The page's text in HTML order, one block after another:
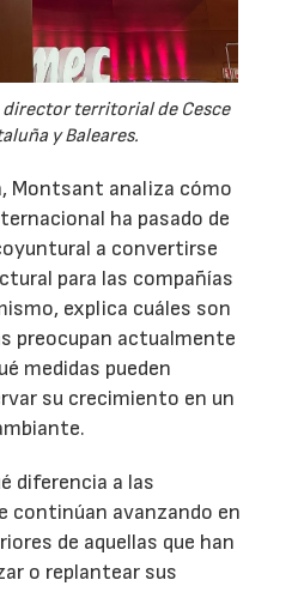
territorial de Cesce
y Baleares.
Montsant analiza cómo
ha pasado de
a convertirse
para las compañías
explica cuáles son
preocupan actualmente
medidas pueden
su crecimiento en un
diferencia a las
continúan avanzando en
de aquellas que han
o replantear sus